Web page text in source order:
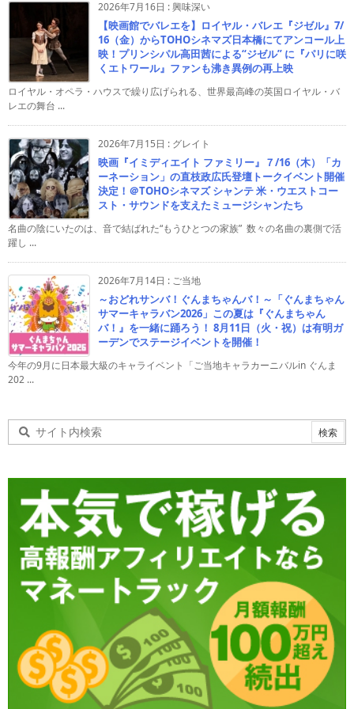
2026年7月16日 :興味深い
【映画館でバレエを】ロイヤル・バレエ『ジゼル』7/
16（金）からTOHOシネマズ日本橋にてアンコール上
映！プリンシパル高田茜による“ジゼル” に『パリに咲
くエトワール』ファンも沸き異例の再上映
ロイヤル・オペラ・ハウスで繰り広げられる、世界最高峰の英国ロイヤル・バ
レエの舞台 ...
2026年7月15日 : グレイト
映画『イミディエイト ファミリー』７/16（木）「カ
ーネーション」の直枝政広氏登壇トークイベント開催
決定！＠TOHOシネマズ シャンテ 米・ウエストコー
スト・サウンドを支えたミュージシャンたち
名曲の陰にいたのは、音で結ばれた“もうひとつの家族” 数々の名曲の裏側で活
躍し ...
2026年7月14日 : ご当地
～おどれサンバ！ぐんまちゃんバ！～「ぐんまちゃん
サマーキャラバン2026」この夏は『ぐんまちゃん
バ！』を一緒に踊ろう！ 8月11日（火・祝）は有明ガ
ーデンでステージイベントを開催！
今年の9月に日本最大級のキャライベント「ご当地キャラカーニバルin ぐんま
202 ...